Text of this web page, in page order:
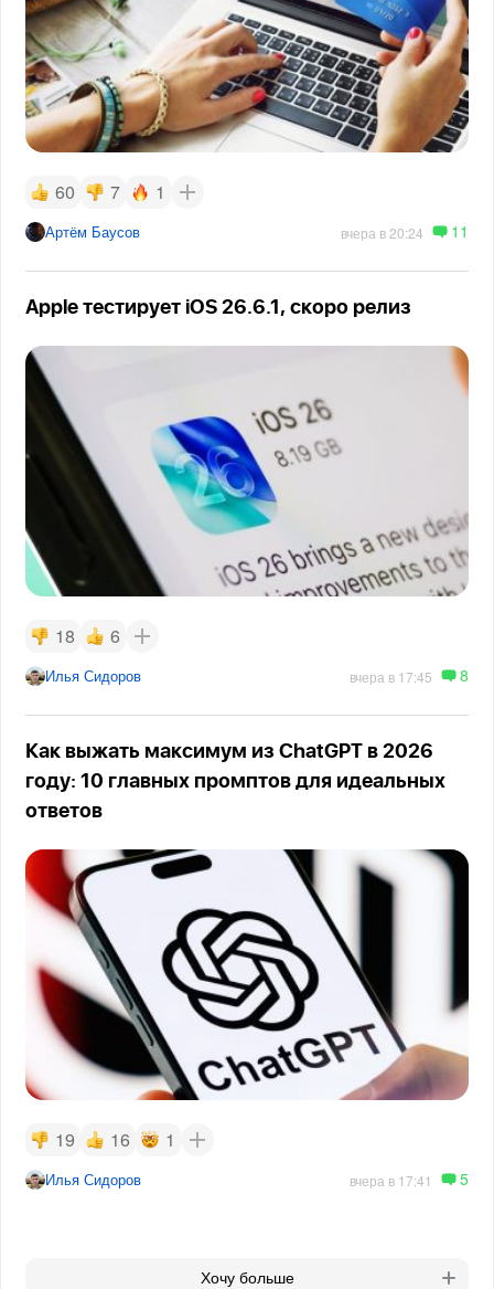
60 7 1
Артём Баусов вчера в 20:24 11
Apple тестирует iOS 26.6.1, скоро релиз
18 6
Илья Сидоров вчера в 17:45 8
Как выжать максимум из ChatGPT в 2026
году: 10 главных промптов для идеальных
ответов
19 16 1
Илья Сидоров вчера в 17:41 5
Хочу больше